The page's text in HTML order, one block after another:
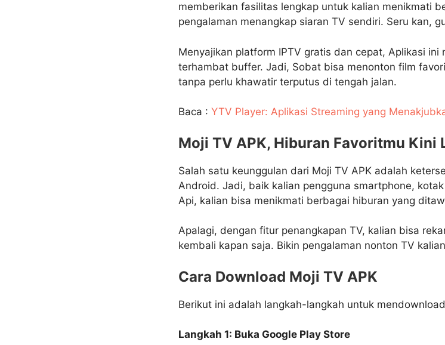
memberikan fasilitas lengkap untuk kalian menikmati
pengalaman menangkap siaran TV sendiri. Seru kan,
Menyajikan platform IPTV gratis dan cepat, Aplikasi
terhambat buffer. Jadi, Sobat bisa menonton film
tanpa perlu khawatir terputus di tengah jalan.
Baca : YTV Player: Aplikasi Streaming yang
Moji TV APK, Hiburan Favoritmu Kini
Salah satu keunggulan dari Moji TV APK adalah
Android. Jadi, baik kalian pengguna smartphone,
Api, kalian bisa menikmati berbagai hiburan yang
Apalagi, dengan fitur penangkapan TV, kalian bisa
kembali kapan saja. Bikin pengalaman nonton TV
Cara Download Moji TV APK
Berikut ini adalah langkah-langkah untuk
Langkah 1: Buka Google Play Store